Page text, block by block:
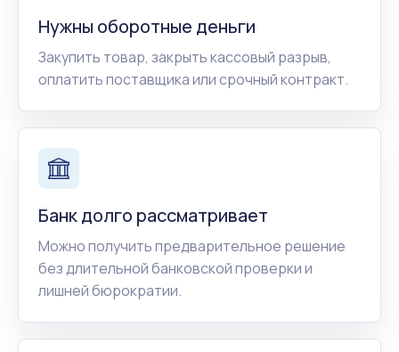
Нужны оборотные деньги
Закупить товар, закрыть кассовый разрыв,
оплатить поставщика или срочный контракт.
Банк долго рассматривает
Можно получить предварительное решение
без длительной банковской проверки и
лишней бюрократии.